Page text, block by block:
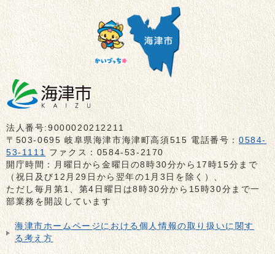
法人番号:9000020212211
〒503-0695 岐阜県海津市海津町高須515 電話番号：0584-
53-1111 ファクス：0584-53-2170
開庁時間：月曜日から金曜日の8時30分から17時15分まで
（祝日及び12月29日から翌年の1月3日を除く）、
ただし毎月第1、第4日曜日は8時30分から15時30分まで一
部業務を開設しています
海津市ホームページにおける個人情報の取り扱いに関す
る考え方